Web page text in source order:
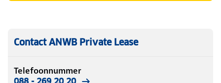
Contact ANWB Private Lease
Telefoonnummer